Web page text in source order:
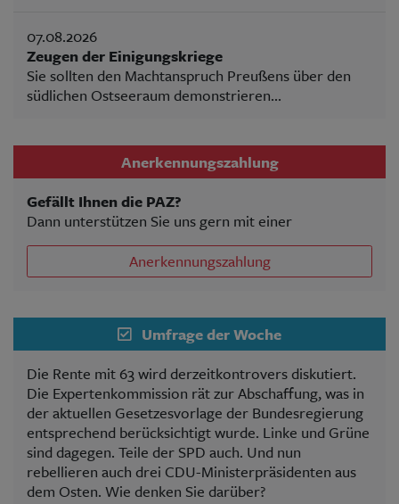
07.08.2026
Zeugen der Einigungskriege
Sie sollten den Machtanspruch Preußens über den
südlichen Ostseeraum demonstrieren...
Anerkennungszahlung
Gefällt Ihnen die PAZ?
Dann unterstützen Sie uns gern mit einer
Anerkennungszahlung
Umfrage der Woche
Die Rente mit 63 wird derzeitkontrovers diskutiert.
Die Expertenkommission rät zur Abschaffung, was in
der aktuellen Gesetzesvorlage der Bundesregierung
entsprechend berücksichtigt wurde. Linke und Grüne
sind dagegen. Teile der SPD auch. Und nun
rebellieren auch drei CDU-Ministerpräsidenten aus
dem Osten. Wie denken Sie darüber?